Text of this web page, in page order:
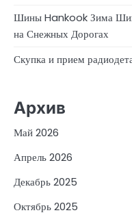
Шины Hankook Зима
на Снежных Дорогах
Скупка и прием
Архив
Май 2026
Апрель 2026
Декабрь 2025
Октябрь 2025